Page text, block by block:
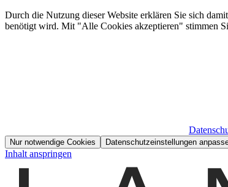
Durch die Nutzung dieser Website erklären Sie sich
benötigt wird. Mit "Alle Cookies akzeptieren" stimmen
Nur notwendige Cookies Datenschutzeinstellungen
Inhalt anspringen